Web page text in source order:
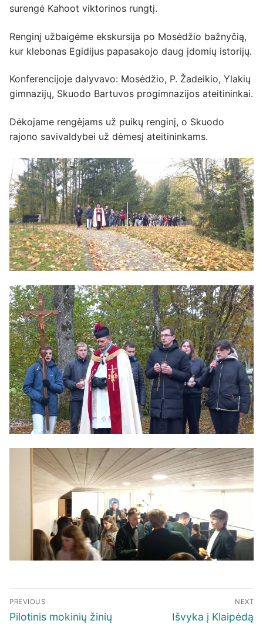
surengė Kahoot viktorinos rungtį.
Renginį užbaigėme ekskursija po Mosėdžio bažnyčią,
kur klebonas Egidijus papasakojo daug įdomių istorijų.
Konferencijoje dalyvavo: Mosėdžio, P. Žadeikio, Ylakių
gimnazijų, Skuodo Bartuvos progimnazijos ateitininkai.
Dėkojame rengėjams už puikų renginį, o Skuodo
rajono savivaldybei už dėmesį ateitininkams.
Navigacija
tarp
PREVIOUS
Previous
Pilotinis mokinių žinių
NEXT
Next
Išvyka į Klaipėdą